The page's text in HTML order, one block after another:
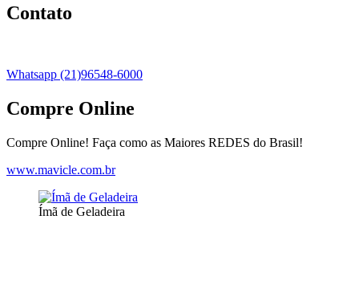
Contato
Whatsapp (21)96548-6000
Compre Online
Compre Online! Faça como as Maiores REDES do Brasil!
www.mavicle.com.br
Ímã de Geladeira